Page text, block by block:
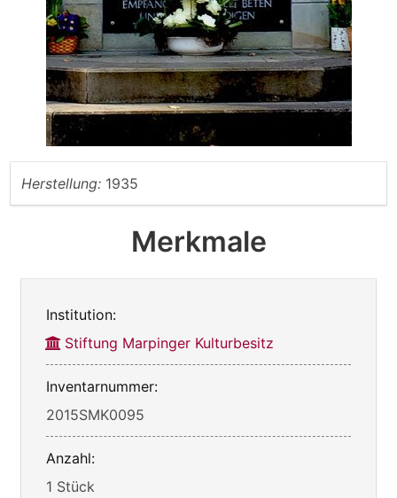
Herstellung: 1935
Merkmale
Institution:
Stiftung Marpinger Kulturbesitz
Inventarnummer:
2015SMK0095
Anzahl:
1 Stück